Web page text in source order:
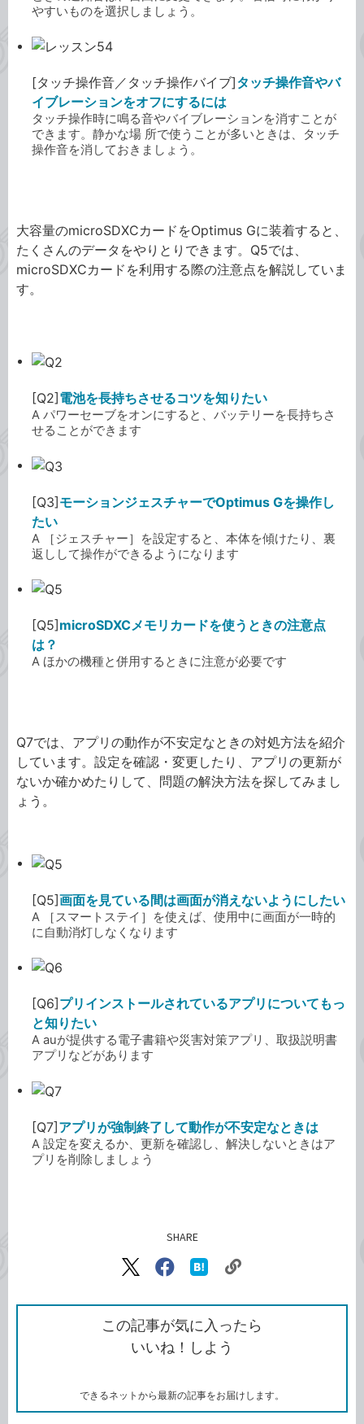
やすいものを選択しましょう。
[タッチ操作音／タッチ操作バイブ]タッチ操作音やバ
イブレーションをオフにするには
タッチ操作時に鳴る音やバイブレーションを消すことが
できます。静かな場 所で使うことが多いときは、タッチ
操作音を消しておきましょう。
大容量のmicroSDXCカードをOptimus Gに装着すると、
たくさんのデータをやりとりできます。Q5では、
microSDXCカードを利用する際の注意点を解説していま
す。
[Q2]電池を長持ちさせるコツを知りたい
A パワーセーブをオンにすると、バッテリーを長持ちさ
せることができます
[Q3]モーションジェスチャーでOptimus Gを操作し
たい
A ［ジェスチャー］を設定すると、本体を傾けたり、裏
返しして操作ができるようになります
[Q5] microSDXCメモリカードを使うときの注意点
は？
A ほかの機種と併用するときに注意が必要です
Q7では、アプリの動作が不安定なときの対処方法を紹介
しています。設定を確認・変更したり、アプリの更新が
ないか確かめたりして、問題の解決方法を探してみまし
ょう。
[Q5]画面を見ている間は画面が消えないようにしたい
A ［スマートステイ］を使えば、使用中に画面が一時的
に自動消灯しなくなります
[Q6] プリインストールされているアプリについてもっ
と知りたい
A auが提供する電子書籍や災害対策アプリ、取扱説明書
アプリなどがあります
[Q7] アプリが強制終了して動作が不安定なときは
A 設定を変えるか、更新を確認し、解決しないときはア
プリを削除しましょう
SHARE
X（旧
で
シ
ェ
ア
Facebook
シ
ェ
ア
な
ブ
ッ
ク
ク
ク
を
コ
この記事が気に入ったら
いいね！しよう
できるネットから最新の記事をお届けします。